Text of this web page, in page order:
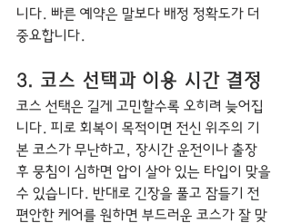
니다. 빠른 예약은 말보다 배정 정확도가 더
중요합니다.
3. 코스 선택과 이용 시간 결정
코스 선택은 길게 고민할수록 오히려 늦어집
니다. 피로 회복이 목적이면 전신 위주의 기
본 코스가 무난하고, 장시간 운전이나 출장
후 뭉침이 심하면 압이 살아 있는 타입이 맞을
수 있습니다. 반대로 긴장을 풀고 잠들기 전
편안한 케어를 원하면 부드러운 코스가 잘 맞